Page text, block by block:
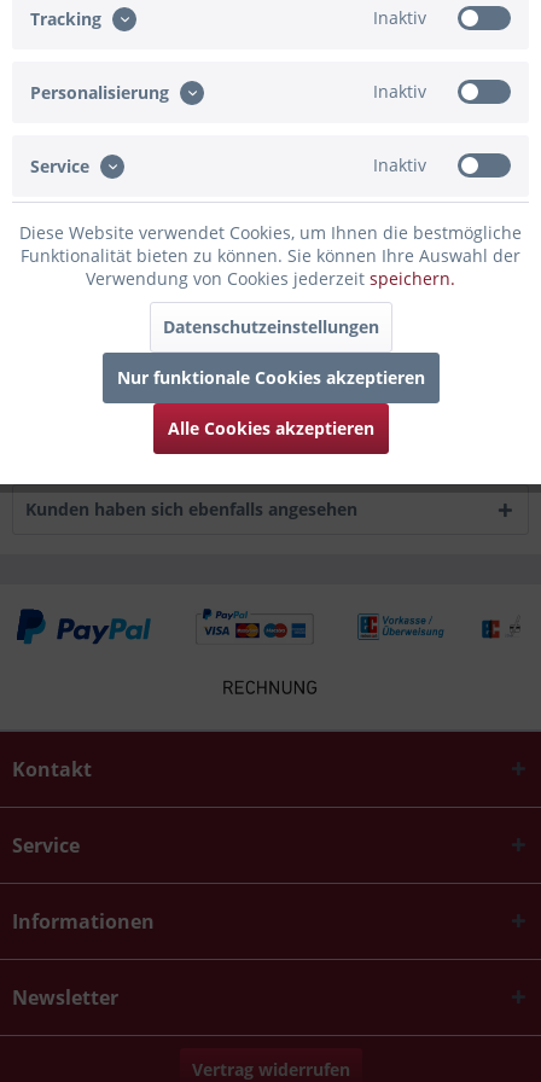
Artikel-Nr.:
Details zum Ballon: Material: aluminiumbeschichtete Nylon-
Bewertungen lesen, schreiben und diskutieren...mehr
Infos zum Hersteller
Folgende Infos zum Hersteller sind verfübar......
3
Kunden kauften auch
Kunden haben sich ebenfalls angesehen
Kontakt
Service
Informationen
Newsletter
Vertrag widerrufen
Tracking Inaktiv
Personalisierung Inaktiv
Service Inaktiv
Diese Website verwendet Cookies, um Ihnen die bestmögliche
Funktionalität bieten zu können. Sie können Ihre Auswahl der
Verwendung von Cookies jederzeit speichern.
Datenschutzeinstellungen
Nur funktionale Cookies akzeptieren
Alle Cookies akzeptieren